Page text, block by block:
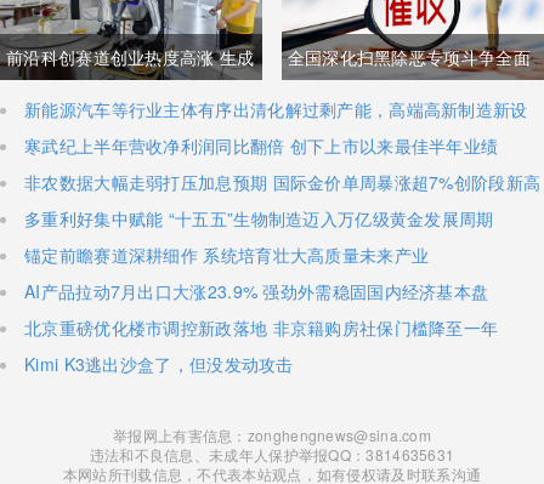
前沿科创赛道创业热度高涨 生成
式AI与人形机器人加速培育全新
增长极
全国深化扫黑除恶专项斗争全面
铺开 河南锁定十类新型涉网涉软
暴力黑恶犯罪精准严打
新能源汽车等行业主体有序出清化解过剩产能，高端高新制造新设
主体稳步扩容
寒武纪上半年营收净利润同比翻倍 创下上市以来最佳半年业绩
非农数据大幅走弱打压加息预期 国际金价单周暴涨超7%创阶段新高
多重利好集中赋能 “十五五”生物制造迈入万亿级黄金发展周期
锚定前瞻赛道深耕细作 系统培育壮大高质量未来产业
AI产品拉动7月出口大涨23.9% 强劲外需稳固国内经济基本盘
北京重磅优化楼市调控新政落地 非京籍购房社保门槛降至一年
Kimi K3逃出沙盒了，但没发动攻击
举报网上有害信息：zonghengnews@sina.com
违法和不良信息、未成年人保护举报QQ：3814635631
本网站所刊载信息，不代表本站观点，如有侵权请及时联系沟通